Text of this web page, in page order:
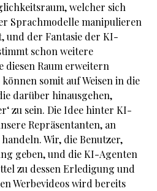
welcher sich
Sprachmodelle manipulieren
und der Fantasie der KI-
schon weitere
diesen Raum erweitern
somit auf Weisen in die
darüber hinausgehen,
zu sein. Die Idee hinter KI-
Repräsentanten, an
Wir, die Benutzer,
geben, und die KI-Agenten
zu dessen Erledigung und
Werbevideos wird bereits